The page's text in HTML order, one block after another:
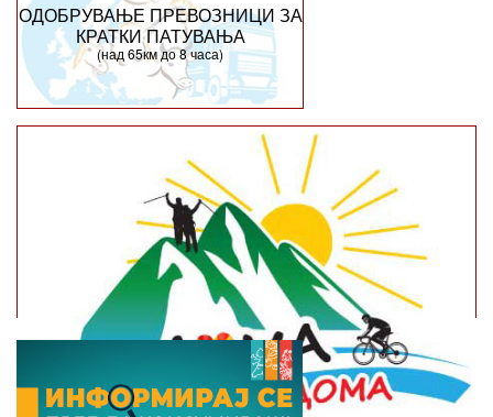
ОДОБРУВАЊЕ ПРЕВОЗНИЦИ ЗА
КРАТКИ ПАТУВАЊА
(над 65км до 8 часа)